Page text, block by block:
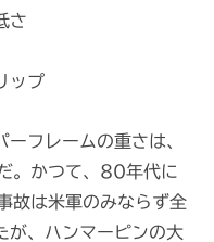
さ
ップ
フレームの重さは、
。かつて、80年代に
故は米軍のみならず全
が、ハンマーピンの大